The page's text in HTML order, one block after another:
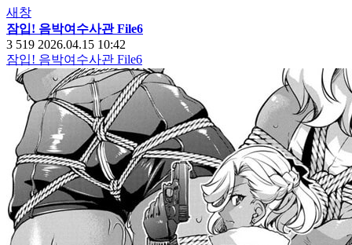
새창
잠입! 음박여수사관 File6
3 519 2026.04.15 10:42
잠입! 음박여수사관 File6